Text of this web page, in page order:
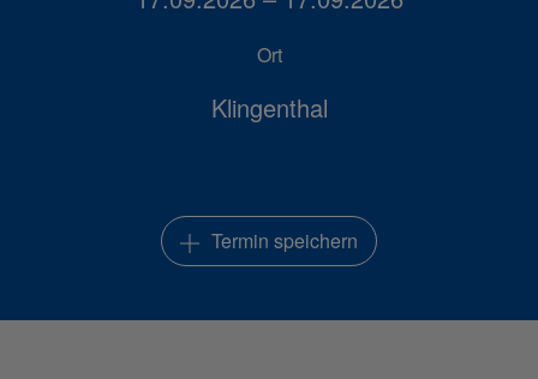
Ort
Klingenthal
Termin speichern